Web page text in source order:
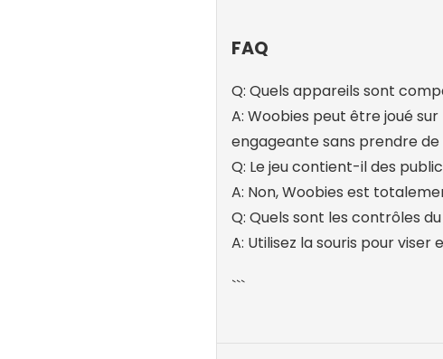
FAQ
Q: Quels appareils sont
A: Woobies peut être joué
engageante sans prendre
Q: Le jeu contient-il des
A: Non, Woobies est
Q: Quels sont les contrôles du
A: Utilisez la souris pour viser
```